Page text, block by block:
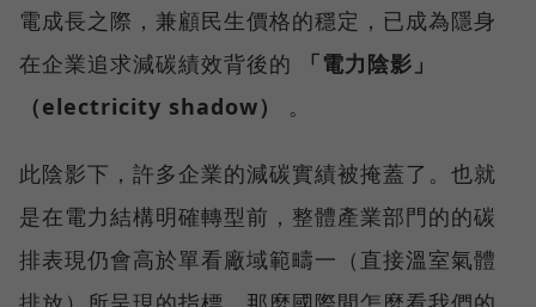
電成長之際，兼顧民生價格的穩定，已成為隱身
在企業追求減碳績效背後的
「電力陰影」
（electricity shadow）
。
此陰影下，許多企業的減碳實績被掩蓋了。也就
是在電力結構明確轉型前，整體產業部門的的碳
排表現仍會高於單看廠域範疇一（直接溫室氣體